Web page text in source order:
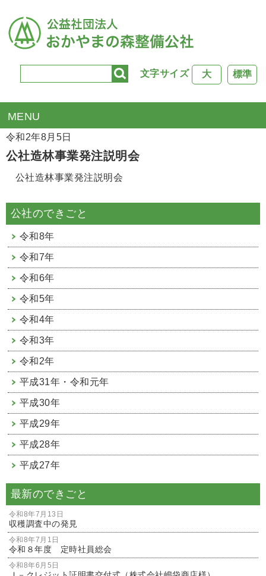
文字サイズ 標準
大
TOP>公社行事
令和2年8月5日
公社造林事業発注説明会
公社造林事業発注説明会
公社のできごと
令和8年
令和7年
令和6年
令和5年
令和4年
令和3年
令和2年
平成31年・令和元年
平成30年
平成29年
平成28年
平成27年
最新のできごと
令和8年7月13日
収穫調査中の発見
令和8年7月1日
令和８年度 定時社員総会
令和8年6月5日